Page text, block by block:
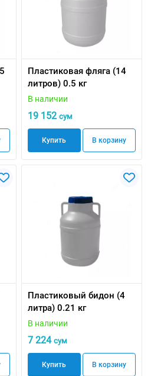
Пластиковая фляга (14
литров) 0.5 кг
В наличии
19 152 сум
Купить В корзину
Пластиковый бидон (4
литра) 0.21 кг
В наличии
7 224 сум
Купить В корзину